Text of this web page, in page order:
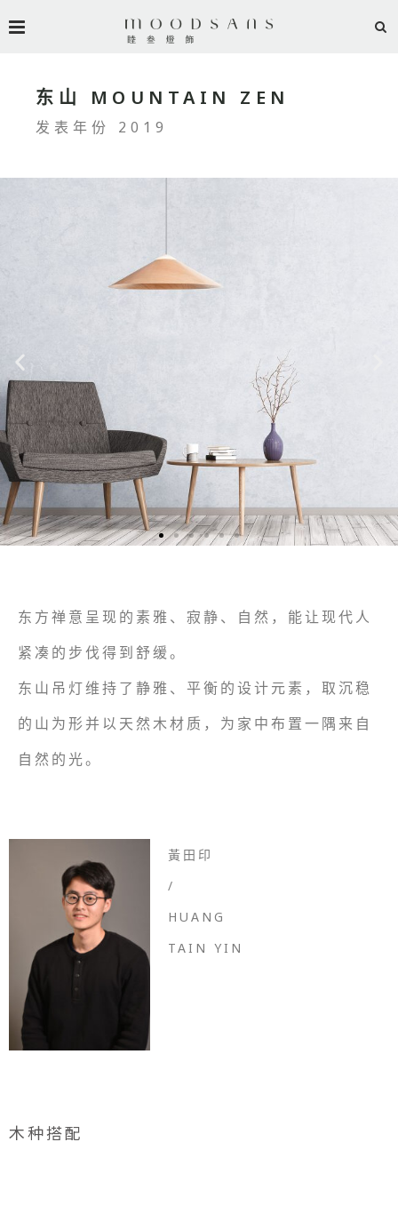
东山 MOUNTAIN ZEN
发表年份 2019
东方禅意呈现的素雅、寂静、自然，能让现代人
紧凑的步伐得到舒缓。
东山吊灯维持了静雅、平衡的设计元素，取沉稳
的山为形并以天然木材质，为家中布置一隅来自
自然的光。
黃田印
/
HUANG
TAIN YIN
木种搭配